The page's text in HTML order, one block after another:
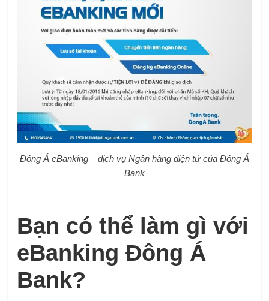
Đông Á eBanking – dịch vụ Ngân hàng điện tử của Đông Á
Bank
Bạn có thể làm gì với
eBanking Đông Á
Bank?